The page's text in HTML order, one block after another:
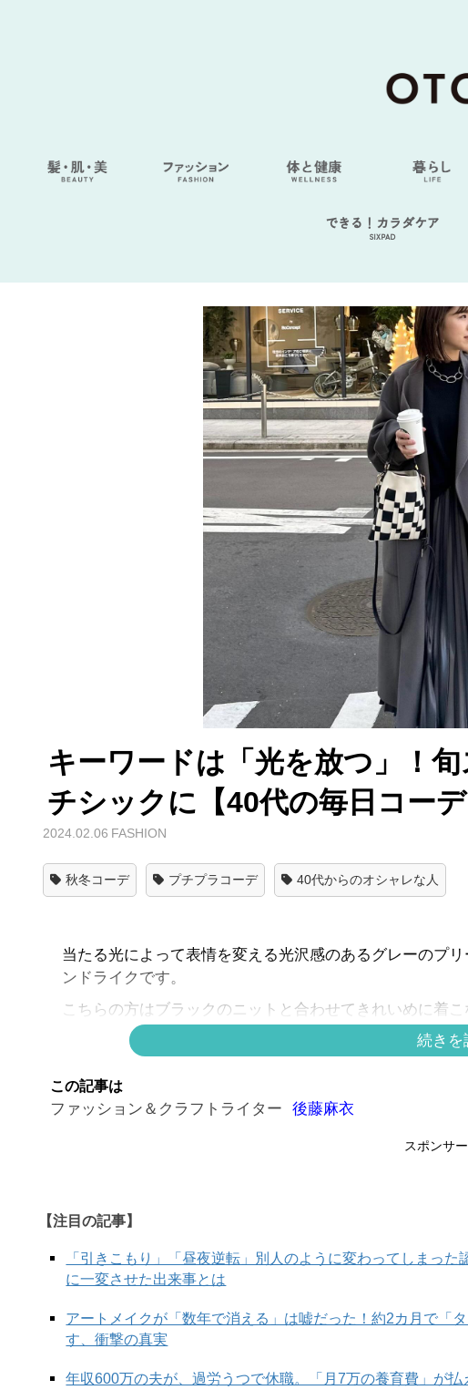
できる！カラダケア
SIXPAD
キーワードは「光を放つ」！
チシックに【40代の毎日コーデ
2024.02.06 FASHION
秋冬コーデ プチプラコーデ 40代からのオシャレな人
当たる光によって表情を変える光沢感のあるグレーのプ
ンドライクです。
こちらの方はブラックのニットと合わせてきれいめに着
は大ぶりのものをセレクトするとバランスが抜群です。
▶▶こちらも人気！！▶▶
ーデ】
続きを
1
この記事は
ファッション＆クラフトライター 後藤麻衣
スポンサ
【注目の記事】
「引きこもり」「昼夜逆転」別人のように変わってしまっ
に一変させた出来事とは
アートメイクが「数年で消える」は嘘だった！約2カ月で「
す、衝撃の真実
年収600万の夫が、過労うつで休職。「月7万の養育費」が